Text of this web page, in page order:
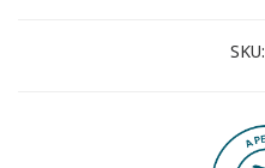
SKU: